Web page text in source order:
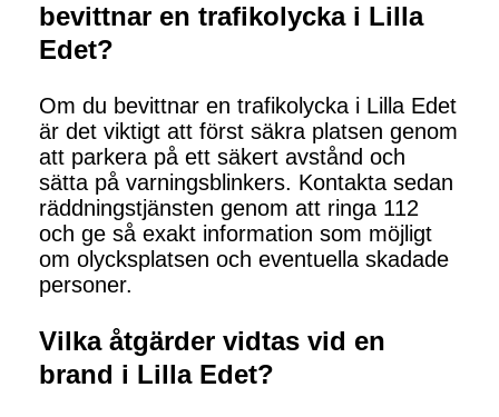
bevittnar en trafikolycka i Lilla
Edet?
Om du bevittnar en trafikolycka i Lilla Edet
är det viktigt att först säkra platsen genom
att parkera på ett säkert avstånd och
sätta på varningsblinkers. Kontakta sedan
räddningstjänsten genom att ringa 112
och ge så exakt information som möjligt
om olycksplatsen och eventuella skadade
personer.
Vilka åtgärder vidtas vid en
brand i Lilla Edet?